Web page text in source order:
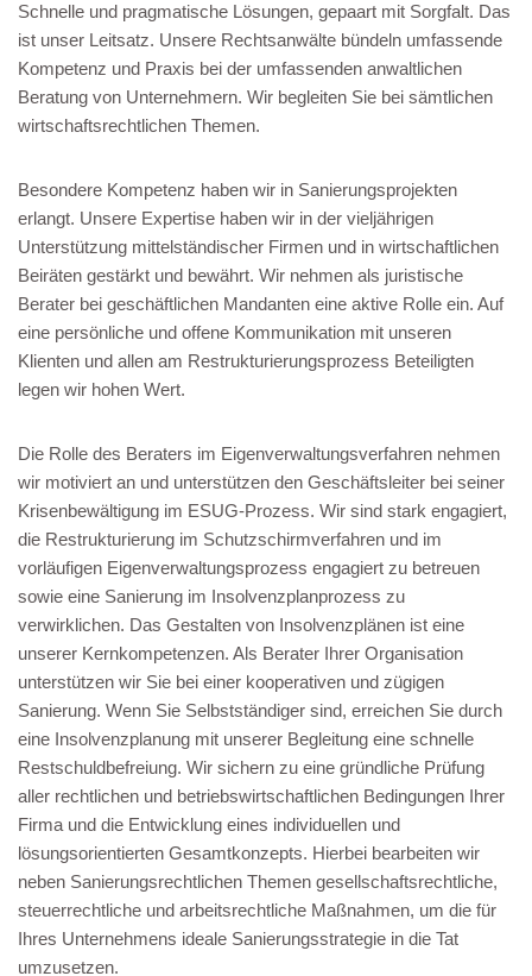
Schnelle und pragmatische Lösungen, gepaart mit Sorgfalt. Das
ist unser Leitsatz. Unsere Rechtsanwälte bündeln umfassende
Kompetenz und Praxis bei der umfassenden anwaltlichen
Beratung von Unternehmern. Wir begleiten Sie bei sämtlichen
wirtschaftsrechtlichen Themen.
Besondere Kompetenz haben wir in Sanierungsprojekten
erlangt. Unsere Expertise haben wir in der vieljährigen
Unterstützung mittelständischer Firmen und in wirtschaftlichen
Beiräten gestärkt und bewährt. Wir nehmen als juristische
Berater bei geschäftlichen Mandanten eine aktive Rolle ein. Auf
eine persönliche und offene Kommunikation mit unseren
Klienten und allen am Restrukturierungsprozess Beteiligten
legen wir hohen Wert.
Die Rolle des Beraters im Eigenverwaltungsverfahren nehmen
wir motiviert an und unterstützen den Geschäftsleiter bei seiner
Krisenbewältigung im ESUG-Prozess. Wir sind stark engagiert,
die Restrukturierung im Schutzschirmverfahren und im
vorläufigen Eigenverwaltungsprozess engagiert zu betreuen
sowie eine Sanierung im Insolvenzplanprozess zu
verwirklichen. Das Gestalten von Insolvenzplänen ist eine
unserer Kernkompetenzen. Als Berater Ihrer Organisation
unterstützen wir Sie bei einer kooperativen und zügigen
Sanierung. Wenn Sie Selbstständiger sind, erreichen Sie durch
eine Insolvenzplanung mit unserer Begleitung eine schnelle
Restschuldbefreiung. Wir sichern zu eine gründliche Prüfung
aller rechtlichen und betriebswirtschaftlichen Bedingungen Ihrer
Firma und die Entwicklung eines individuellen und
lösungsorientierten Gesamtkonzepts. Hierbei bearbeiten wir
neben Sanierungsrechtlichen Themen gesellschaftsrechtliche,
steuerrechtliche und arbeitsrechtliche Maßnahmen, um die für
Ihres Unternehmens ideale Sanierungsstrategie in die Tat
umzusetzen.